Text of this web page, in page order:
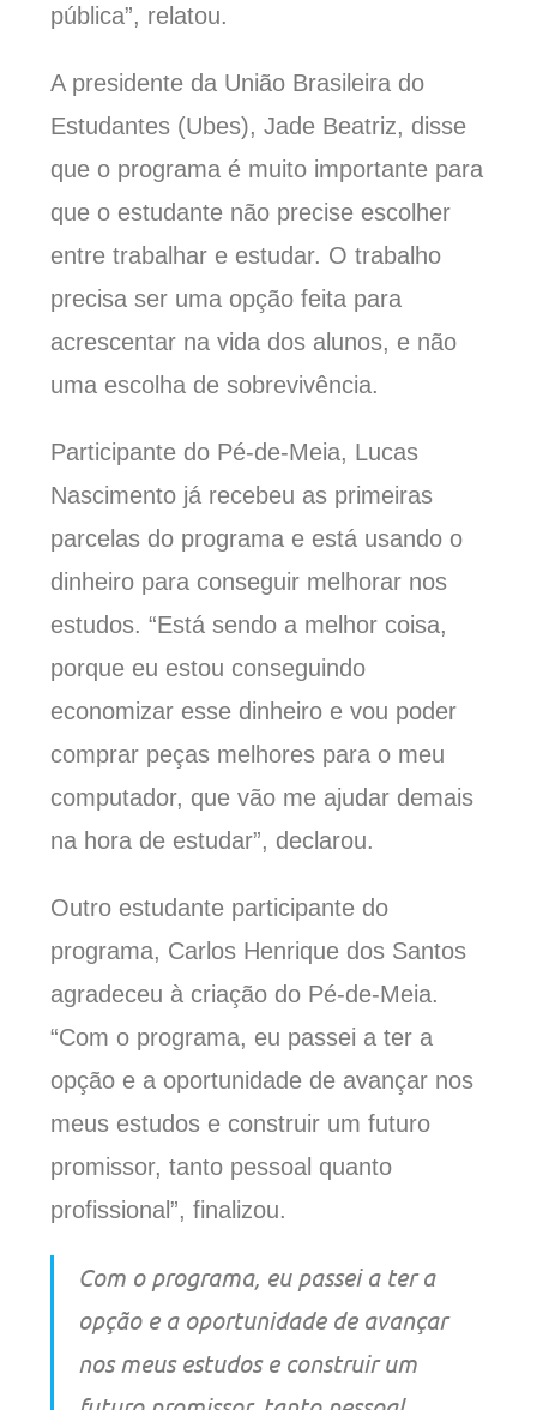
pública”, relatou.
A presidente da União Brasileira do
Estudantes (Ubes), Jade Beatriz, disse
que o programa é muito importante para
que o estudante não precise escolher
entre trabalhar e estudar. O trabalho
precisa ser uma opção feita para
acrescentar na vida dos alunos, e não
uma escolha de sobrevivência.
Participante do Pé-de-Meia, Lucas
Nascimento já recebeu as primeiras
parcelas do programa e está usando o
dinheiro para conseguir melhorar nos
estudos. “Está sendo a melhor coisa,
porque eu estou conseguindo
economizar esse dinheiro e vou poder
comprar peças melhores para o meu
computador, que vão me ajudar demais
na hora de estudar”, declarou.
Outro estudante participante do
programa, Carlos Henrique dos Santos
agradeceu à criação do Pé-de-Meia.
“Com o programa, eu passei a ter a
opção e a oportunidade de avançar nos
meus estudos e construir um futuro
promissor, tanto pessoal quanto
profissional”, finalizou.
Com o programa, eu passei a ter a
opção e a oportunidade de avançar
nos meus estudos e construir um